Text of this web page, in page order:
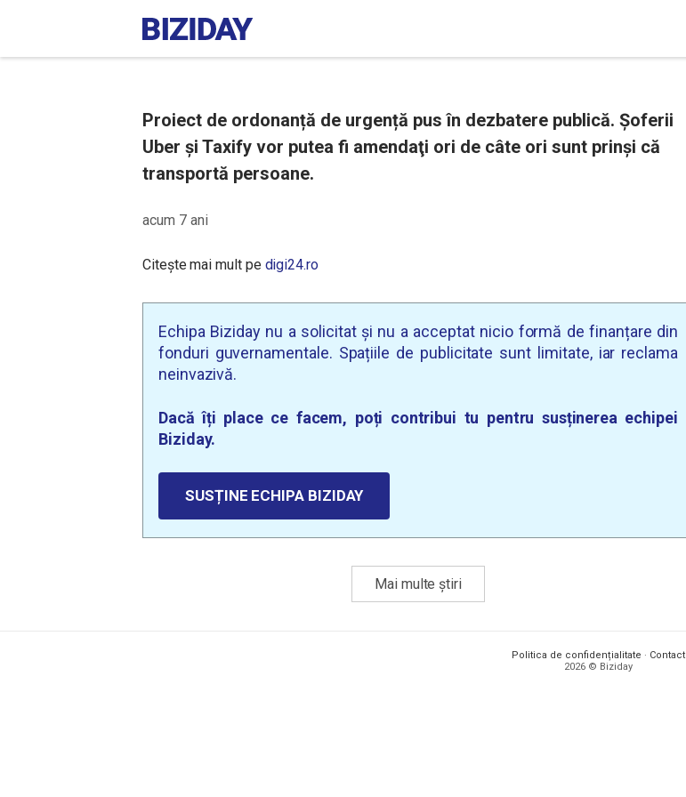
Proiect de ordonanță de urgență pus în dezbatere publică. Șoferii
Uber și Taxify vor putea fi amendaţi ori de câte ori sunt prinşi că
transportă persoane.
acum 7 ani
Citește mai mult pe digi24.ro
Echipa Biziday nu a solicitat și nu a acceptat nicio formă de finanțare din
fonduri guvernamentale. Spațiile de publicitate sunt limitate, iar reclama
neinvazivă.
Dacă îți place ce facem, poți contribui tu pentru susținerea echipei
Biziday.
SUSȚINE ECHIPA BIZIDAY
Mai multe știri
Politica de confidențialitate · Contact
2026 © Biziday